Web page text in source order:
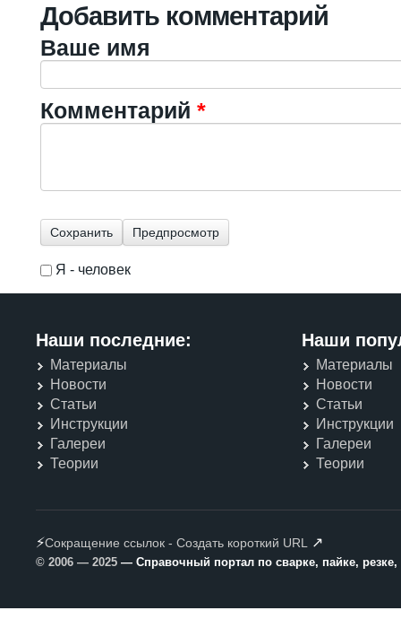
Добавить комментарий
Ваше имя
Комментарий *
Я - человек
Наши последние:
Материалы
Новости
Статьи
Инструкции
Галереи
Теории
Наши
Материалы
Новости
Статьи
Инструкции
Галереи
Теории
⚡Сокращение ссылок - Создать короткий URL ↗
© 2006 — 2025 — Справочный портал по сварке, пайке,